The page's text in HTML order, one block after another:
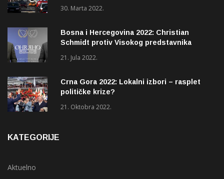
30. Marta 2022.
Bosna i Hercegovina 2022: Christian
Schmidt protiv Visokog predstavnika
21. Jula 2022.
Crna Gora 2022: Lokalni izbori – rasplet
političke krize?
21. Oktobra 2022.
KATEGORIJE
Aktuelno